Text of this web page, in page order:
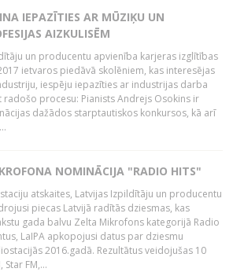
IEPAZĪTIES AR MŪZIĶU UN
AIZKULISĒM
un producentu apvienība karjeras izglītības
ietvaros piedāvā skolēniem, kas interesējas
iespēju iepazīties ar industrijas darba
procesu: Pianists Andrejs Osokins ir
dažādos starptautiskos konkursos, kā arī
NOMINĀCIJA "RADIO HITS"
atskaites, Latvijas Izpildītāju un producentu
piecas Latvijā radītās dziesmas, kas
gada balvu Zelta Mikrofons kategorijā Radio
LaIPA apkopojusi datus par dziesmu
2016.gadā. Rezultātus veidojušas 10
FM,...